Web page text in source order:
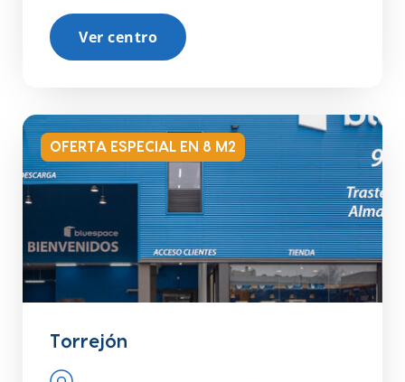
Ver centro
OFERTA ESPECIAL EN 8 M2
Torrejón